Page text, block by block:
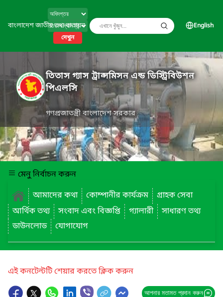
বাংলাদেশ জাতীয় তথ্য বাতায়ন
দেখুন
English
তিতাস গ্যাস ট্রান্সমিসন এন্ড ডিস্ট্রিবিউশন
পিএলসি
গণপ্রজাতন্ত্রী বাংলাদেশ সরকার
মেনু নির্বাচন করুন
আমাদের কথা
কোম্পানীর কার্যক্রম
গ্রাহক সেবা
আর্থিক তথ্য
সংবাদ এবং বিজ্ঞপ্তি গ্যালারী
সাধারণ তথ্য
ডাউনলোড
যোগাযোগ
এই কনটেন্টটি শেয়ার করতে ক্লিক করুন
আপনার মতামত প্রদান করুন